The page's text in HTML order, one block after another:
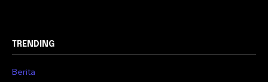
TRENDING
Berita